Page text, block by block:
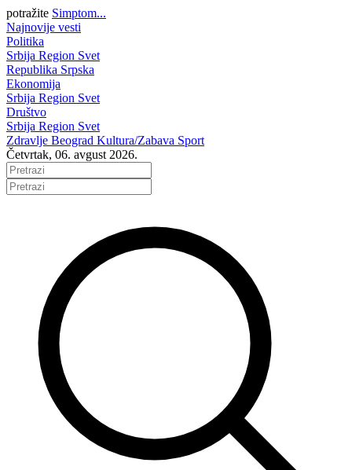
potražite Simptom...
Najnovije vesti
Politika
Srbija Region Svet
Republika Srpska
Ekonomija
Srbija Region Svet
Društvo
Srbija Region Svet
Zdravlje Beograd Kultura/Zabava Sport
Četvrtak, 06. avgust 2026.